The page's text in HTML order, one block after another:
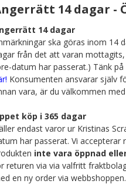
14 dagar -
14 dagar
ska göras inom 14
från det att varan
datum har passerat.) Tänk
Konsumenten ansvarar själv
vara, är du välkommen
köp i 365 dagar
endast varor ur Kristinas
har passerat. Vi
inte vara öppnad
returen via via valfritt
en ny order via webbshoppen.